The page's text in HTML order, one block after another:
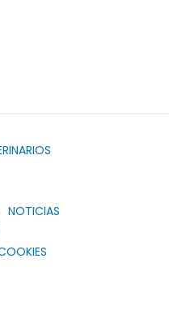
NOTICIAS